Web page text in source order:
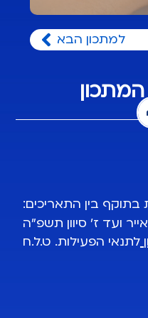
בתוקף בין התאריכים:
לתנאי הפעילות. ט.ל.ח
למתכון הבא